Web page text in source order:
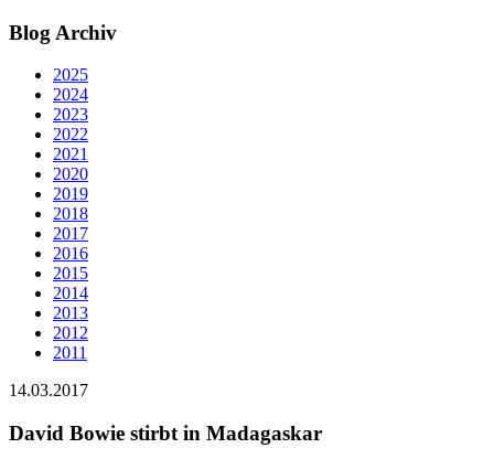
Blog Archiv
2025
2024
2023
2022
2021
2020
2019
2018
2017
2016
2015
2014
2013
2012
2011
14.03.2017
David Bowie stirbt in Madagaskar